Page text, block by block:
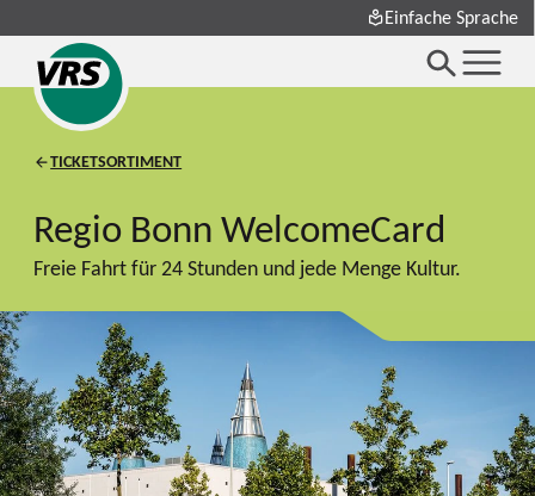
Einfache Sprache
TICKETSORTIMENT
Regio Bonn WelcomeCard
Freie Fahrt für 24 Stunden und jede Menge Kultur.